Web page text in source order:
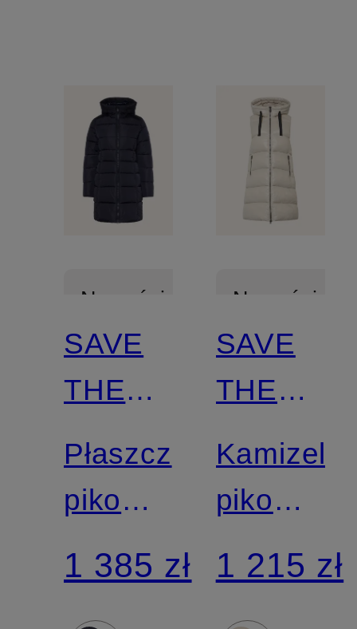
Nowości
Z
certyfikatem
SAVE
THE
DUCK
Płaszcz
pikowany
TAYLOR
1 385 zł
Nowości
Z
certyfikatem
SAVE
THE
DUCK
pikowana
IRIA
1 215 zł